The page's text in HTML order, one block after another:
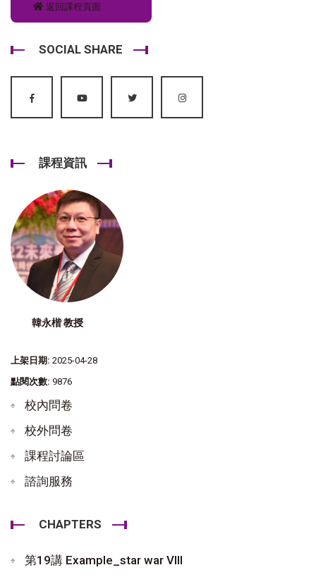
返回課程頁面
SOCIAL SHARE
課程資訊
韓永楷 教授
上架日期: 2025-04-28
點閱次數: 9876
校內問卷
校外問卷
課程討論區
諮詢服務
CHAPTERS
第19講 Example_star war VIII